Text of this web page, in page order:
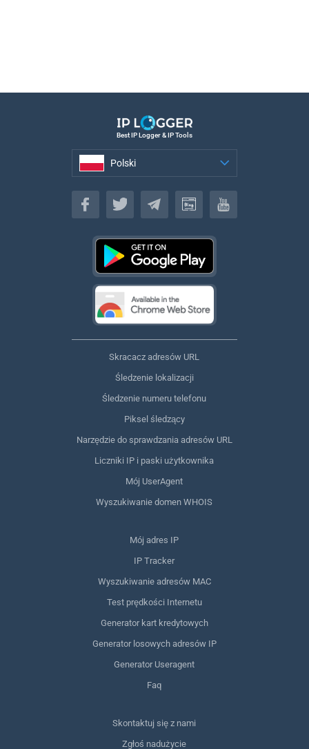
Best IP Logger & IP Tools
Polski
Polski
Skracacz adresów URL
Śledzenie lokalizacji
Śledzenie numeru telefonu
Piksel śledzący
Narzędzie do sprawdzania adresów URL
Liczniki IP i paski użytkownika
Mój UserAgent
Wyszukiwanie domen WHOIS
Mój adres IP
IP Tracker
Wyszukiwanie adresów MAC
Test prędkości Internetu
Generator kart kredytowych
Generator losowych adresów IP
Generator Useragent
Faq
Skontaktuj się z nami
Zgłoś nadużycie